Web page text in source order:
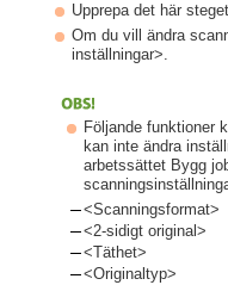
Upprepa det här
Om du vill ändra
inställningar>.
Följande funktioner
kan inte ändra
arbetssättet Bygg
<Scanningsformat>
<2-sidigt original>
<Täthet>
<Originaltyp>